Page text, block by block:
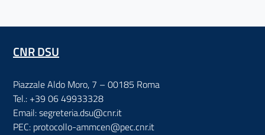
CNR DSU
Piazzale Aldo Moro, 7 – 00185 Roma
Tel.: +39 06 49933328
Email: segreteria.dsu@cnr.it
PEC: protocollo-ammcen@pec.cnr.it